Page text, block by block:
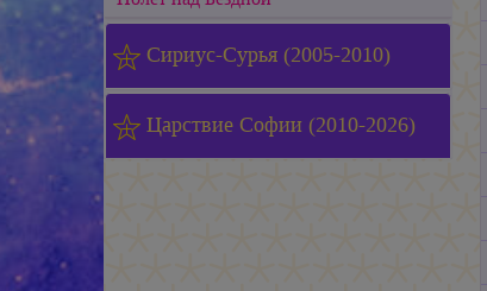
Сириус-Сурья (2005-2010)
Царствие Софии (2010-2026)